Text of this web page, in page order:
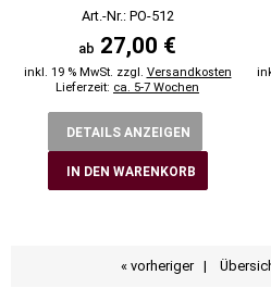
Art.-Nr.: PO-512
ab 27,00 €
inkl. 19 % MwSt. zzgl. Versandkosten
Lieferzeit: ca. 5-7 Wochen
DETAILS ANZEIGEN
IN DEN WARENKORB
« vorheriger|